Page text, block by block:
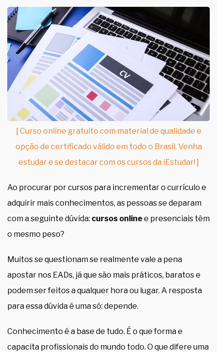
[ Curso online gratuito com material de qualidade e
opção de certificado válido em todo o Brasil. Venha
estudar e se destacar com os cursos da iEstudar! ]
Ao procurar por cursos para incrementar o currículo e
adquirir mais conhecimentos, as pessoas se deparam
com a seguinte dúvida: cursos onlinee presenciais têm
o mesmo peso?
Muitos se questionam se realmente vale a pena
apostar nos EADs, já que são mais práticos, baratos e
podem ser feitos a qualquer hora ou lugar. A resposta
para essa dúvida é uma só: depende.
Conhecimento é a base de tudo. É o que forma e
capacita profissionais do mundo todo. O que difere uma